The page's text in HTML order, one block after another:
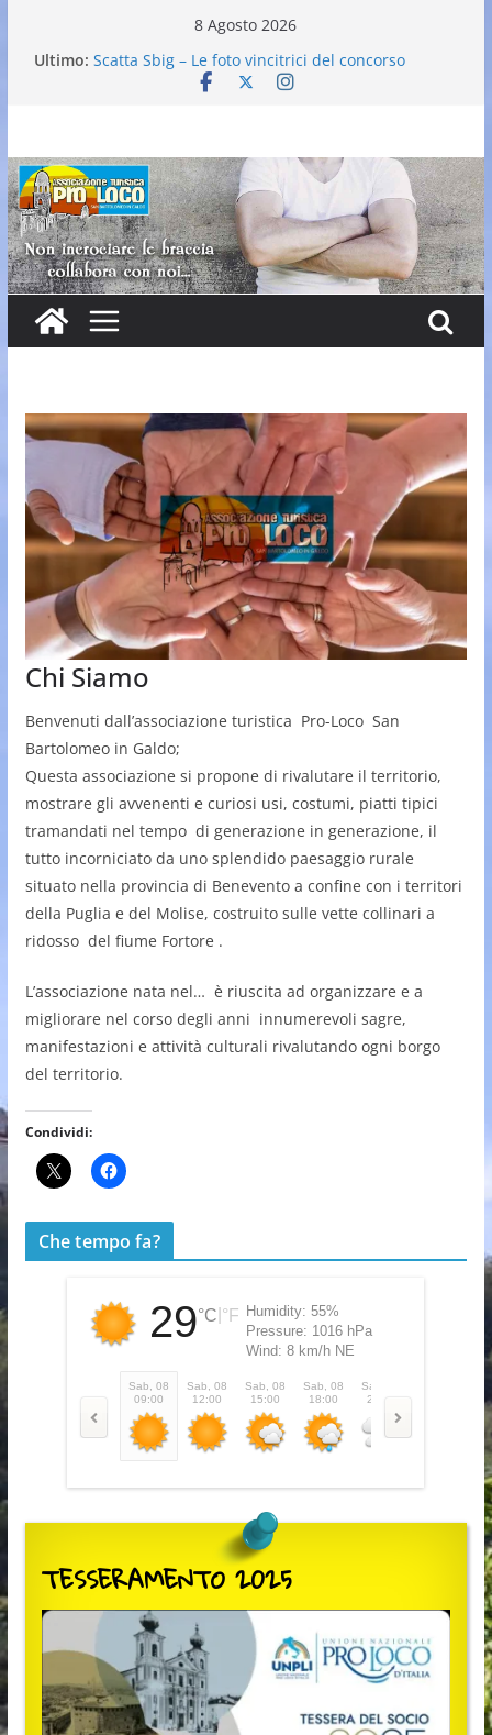
8 Agosto 2026
Ultimo: Scatta Sbig – Le foto vincitrici del concorso
25° Gran Carnevale
Enogastronomico
Chi Siamo
Benvenuti dall’associazione turistica Pro-Loco San
Bartolomeo in Galdo;
Questa associazione si propone di rivalutare il territorio,
mostrare gli avvenenti e curiosi usi, costumi, piatti tipici
tramandati nel tempo di generazione in generazione, il
tutto incorniciato da uno splendido paesaggio rurale
situato nella provincia di Benevento a confine con i territori
della Puglia e del Molise, costruito sulle vette collinari a
ridosso del fiume Fortore .
L’associazione nata nel… è riuscita ad organizzare e a
migliorare nel corso degli anni innumerevoli sagre,
manifestazioni e attività culturali rivalutando ogni borgo
del territorio.
Condividi:
Che tempo fa?
29°C °F Humidity: 55%
Pressure: 1016 hPa
Wind: 8 km/h NE
Sab, 08
09:00
Sab, 08
12:00
Sab, 08
15:00
Sab, 08
18:00
Sab, 08
21:00
TESSERAMENTO 2025